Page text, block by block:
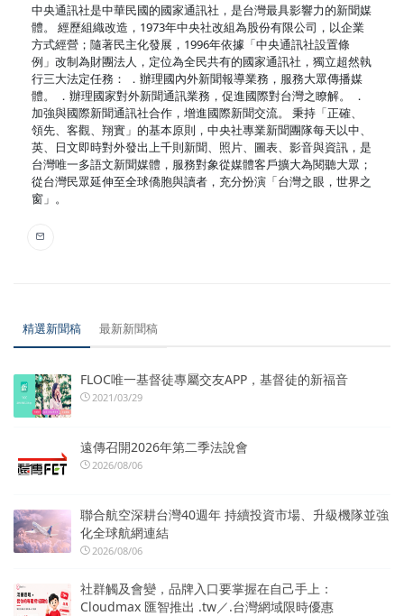
中央通訊社是中華民國的國家通訊社，是台灣最具影響力的新聞媒
體。 經歷組織改造，1973年中央社改組為股份有限公司，以企業
方式經營；隨著民主化發展，1996年依據「中央通訊社設置條
例」改制為財團法人，定位為全民共有的國家通訊社，獨立超然執
行三大法定任務： ．辦理國內外新聞報導業務，服務大眾傳播媒
體。 ．辦理國家對外新聞通訊業務，促進國際對台灣之瞭解。 ．
加強與國際新聞通訊社合作，增進國際新聞交流。 秉持「正確、
領先、客觀、翔實」的基本原則，中央社專業新聞團隊每天以中、
英、日文即時對外發出上千則新聞、照片、圖表、影音與資訊，是
台灣唯一多語文新聞媒體，服務對象從媒體客戶擴大為閱聽大眾；
從台灣民眾延伸至全球僑胞與讀者，充分扮演「台灣之眼，世界之
窗」。
精選新聞稿 最新新聞稿
FLOC唯一基督徒專屬交友APP，基督徒的新福音
2021/03/29
遠傳召開2026年第二季法說會
2026/08/06
聯合航空深耕台灣40週年 持續投資市場、升級機隊並強
化全球航網連結
2026/08/06
社群觸及會變，品牌入口要掌握在自己手上：
Cloudmax 匯智推出 .tw／.台灣網域限時優惠